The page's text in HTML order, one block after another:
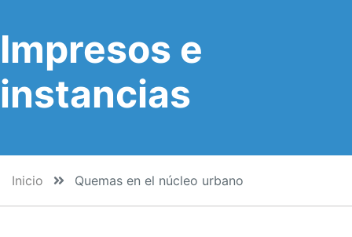
Impresos e
instancias
Inicio Quemas en el núcleo urbano